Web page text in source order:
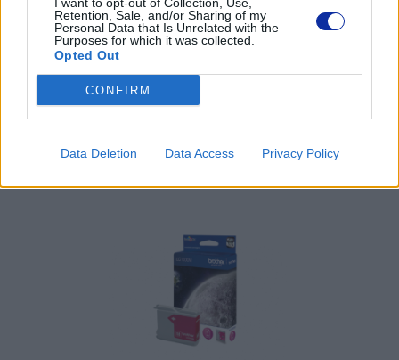
Retention, Sale, and/or Sharing of my
Personal Data that Is Unrelated with the
Purposes for which it was collected.
Opted Out
CONFIRM
Data Deletion Data Access Privacy Policy
POLECANE
PRODUKTY: